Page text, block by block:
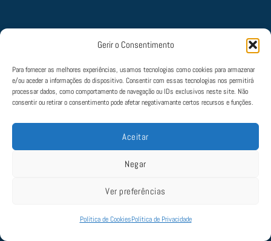
Gerir o Consentimento
Para fornecer as melhores experiências, usamos tecnologias como cookies para armazenar
e/ou aceder a informações do dispositivo. Consentir com essas tecnologias nos permitirá
processar dados, como comportamento de navegação ou IDs exclusivos neste site. Não
consentir ou retirar o consentimento pode afetar negativamante certos recursos e funções.
Aceitar
Negar
Ver preferências
Política de CookiesPolítica de Privacidade
Política de Privacidade|Termos e Condições
Livro de
© 2022 Aviate. Todos os direitos estão reservados. Mantido porSLAP